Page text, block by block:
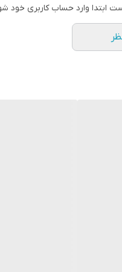
ابتدا وارد حساب کاربری خود